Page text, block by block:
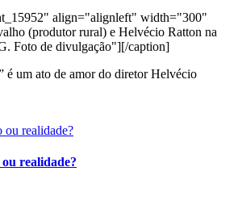
align="alignleft" width="300"
(produtor rural) e Helvécio Ratton na
Foto de divulgação"][/caption]
é um ato de amor do diretor Helvécio
realidade?